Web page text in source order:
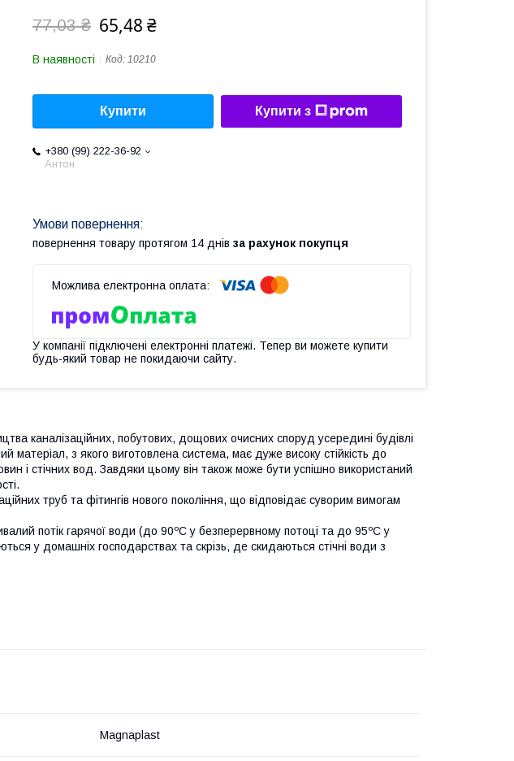
77,03 ₴ 65,48 ₴
В наявності Код: 10210
Купити Купити з
+380 (99) 222-36-92
Антон
повернення товару протягом 14 днів за рахунок покупця
У компанії підключені електронні платежі. Тепер ви можете купити
будь-який товар не покидаючи сайту.
каналізаційних, побутових, дощових очисних споруд усередині будівлі
матеріал, з якого виготовлена система, має дуже високу стійкість до
і стічних вод. Завдяки цьому він також може бути успішно використаний
труб та фітингів нового покоління, що відповідає суворим вимогам
потік гарячої води (до 90ºC у безперервному потоці та до 95ºC у
у домашніх господарствах та скрізь, де скидаються стічні води з
Magnaplast